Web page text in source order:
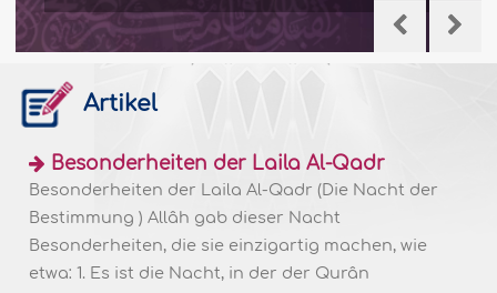
Artikel
Besonderheiten der Laila Al-Qadr
Besonderheiten der Laila Al-Qadr (Die Nacht der
Bestimmung ) Allâh gab dieser Nacht
Besonderheiten, die sie einzigartig machen, wie
etwa: 1. Es ist die Nacht, in der der Qurân